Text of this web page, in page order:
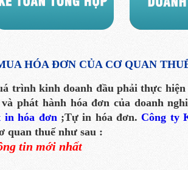
HÓA ĐƠN CỦA CƠ QUAN
trình kinh doanh đầu phải thực
phát hành hóa đơn của doanh
in hóa đơn ;Tự in hóa đơn.Công ty
quan thuế như sau :
tin mới nhất